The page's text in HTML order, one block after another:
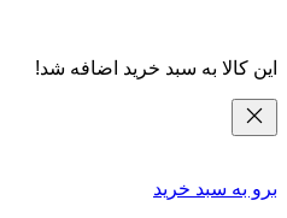
این کالا به سبد خرید اضافه شد!
برو به سبد خرید